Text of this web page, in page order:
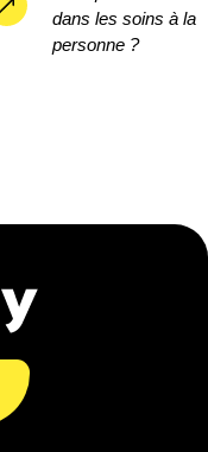
dans les soins à la
personne ?